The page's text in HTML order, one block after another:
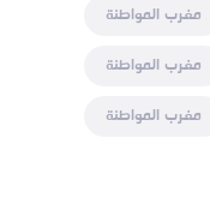
مغرب المواطنة
مغرب المواطنة
مغرب المواطنة